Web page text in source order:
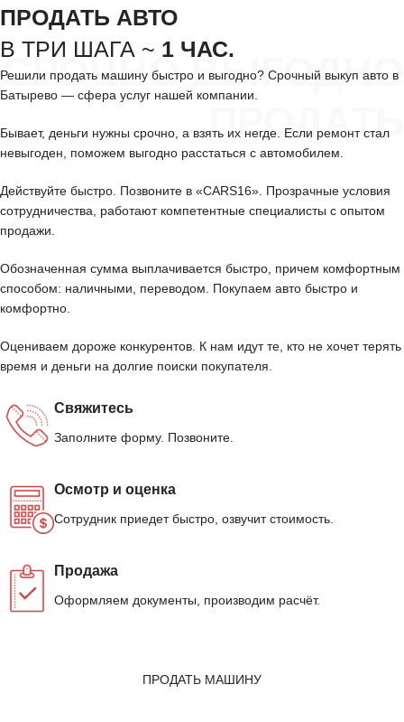
СРОЧНО ВЫГОДНО
ПРОДАТЬ
ПРОДАТЬ АВТО
В ТРИ ШАГА ~ 1 ЧАС.
Решили продать машину быстро и выгодно? Срочный выкуп авто в
Батырево — сфера услуг нашей компании.
Бывает, деньги нужны срочно, а взять их негде. Если ремонт стал
невыгоден, поможем выгодно расстаться с автомобилем.
Действуйте быстро. Позвоните в «CARS16». Прозрачные условия
сотрудничества, работают компетентные специалисты с опытом
продажи.
Обозначенная сумма выплачивается быстро, причем комфортным
способом: наличными, переводом. Покупаем авто быстро и
комфортно.
Оцениваем дороже конкурентов. К нам идут те, кто не хочет терять
время и деньги на долгие поиски покупателя.
Свяжитесь
Заполните форму. Позвоните.
Осмотр и оценка
Сотрудник приедет быстро, озвучит стоимость.
Продажа
Оформляем документы, производим расчёт.
ПРОДАТЬ МАШИНУ